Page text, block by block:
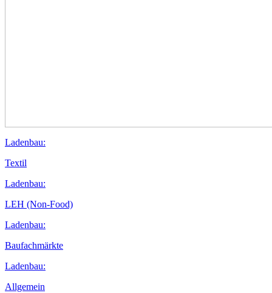
Ladenbau:
Textil
Ladenbau:
LEH (Non-Food)
Ladenbau:
Baufachmärkte
Ladenbau:
Allgemein